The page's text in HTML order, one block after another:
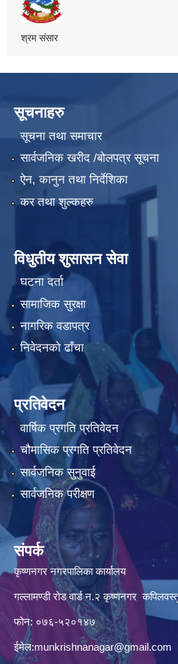
श्रम संसार
सूचनाहरु
सूचना तथा समाचार
सार्वजनिक खरीद /बोलपत्र सूचना
ऐन, कानुन तथा निर्देशिका
कर तथा शुल्कहरु
विधुतीय शुसासन सेवा
घटना दर्ता
सामाजिक सुरक्षा
नागरिक वडापत्र
निवेदनको ढाँचा
प्रतिवेदन
वार्षिक प्रगति प्रतिवेदन
चौमासिक प्रगति प्रतिवेदन
सार्वजनिक सुनुवाई
सार्वजनिक परीक्षण
संपर्क
कृष्णनगर नगरपालिका कार्यालय
गल्लामण्डी रोड वार्ड न.२ कृष्णनगर
फोन: ०७६-५२०१४७
ईमेल:munkrishnanagar@gmail.com